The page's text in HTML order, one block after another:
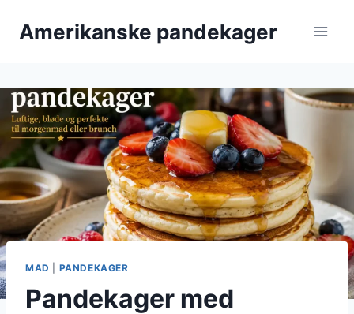
Amerikanske pandekager
MAD PANDEKAGER
Pandekager med